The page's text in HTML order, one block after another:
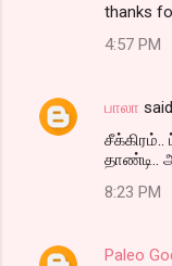
thanks
4:57 PM
பாலா said…
தாண்டி..
8:23 PM
Paleo